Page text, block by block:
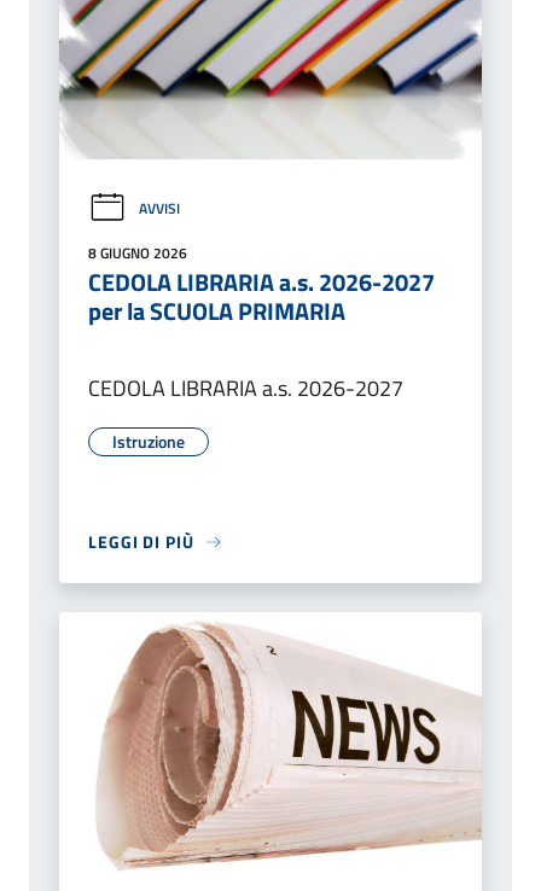
AVVISI
8 GIUGNO 2026
CEDOLA LIBRARIA a.s. 2026-2027
per la SCUOLA PRIMARIA
CEDOLA LIBRARIA a.s. 2026-2027
Istruzione
LEGGI DI PIÙ